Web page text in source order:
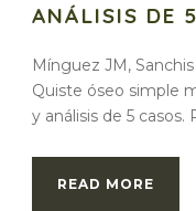
ANÁLISIS DE
Mínguez JM,
Quiste óseo simple
y análisis de 5 casos.
READ MORE